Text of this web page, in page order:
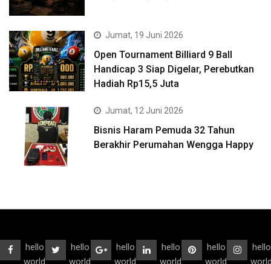
Jumat, 19 Juni 2026
Open Tournament Billiard 9 Ball
Handicap 3 Siap Digelar, Perebutkan
Hadiah Rp15,5 Juta
Jumat, 12 Juni 2026
Bisnis Haram Pemuda 32 Tahun
Berakhir Perumahan Wengga Happy
hello
hello
hello
hello
hello
hello